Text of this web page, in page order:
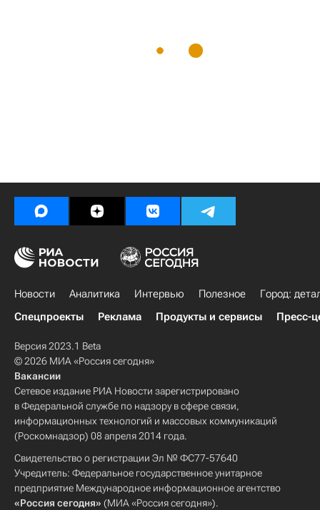
Новости Аналитика Интервью Полезное
Город:
Спецпроекты
Реклама Продукты и сервисы Пресс-
Версия 2023.1 Beta
© 2026 МИА «Россия сегодня»
Вакансии
Сетевое издание РИА Новости зарегистрировано
в Федеральной службе по надзору в сфере связи,
информационных технологий и массовых коммуникаций
(Роскомнадзор) 08 апреля 2014 года.
Свидетельство о регистрации Эл № ФС77-57640
Учредитель: Федеральное государственное унитарное
предприятие Международное информационное агентство
«Россия сегодня» (МИА «Россия сегодня»).